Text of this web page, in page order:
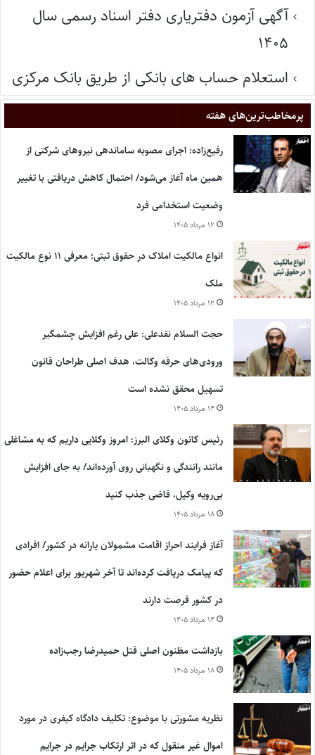
آگهی آزمون دفتریاری دفتر اسناد رسمی سال
۱۴۰۵
استعلام حساب های بانکی از طریق بانک مرکزی
پر‌مخاطب‌ترین‌های هفته
رفیع‌زاده: اجرای مصوبه ساماندهی نیروهای شرکتی از
همین ماه آغاز می‌شود/ احتمال کاهش دریافتی با تغییر
وضعیت استخدامی فرد
۱۲ مرداد ۱۴۰۵
انواع مالکیت املاک در حقوق ثبتی؛ معرفی ۱۱ نوع مالکیت
ملک
۱۲ مرداد ۱۴۰۵
حجت السلام نقدعلی: علی رغم افزایش چشمگیر
ورودی‌های حرفه وکالت، هدف اصلی طراحان قانون
تسهیل محقق نشده است
۱۴ مرداد ۱۴۰۵
رئیس کانون وکلای البرز: امروز وکلایی داریم که به مشاغلی
مانند رانندگی و نگهبانی روی آورده‌اند/ به جای افزایش
بی‌رویه وکیل، قاضی جذب کنید
۱۸ مرداد ۱۴۰۵
آغاز فرایند احراز اقامت مشمولان یارانه در کشور/ افرادی
که پیامک دریافت کرده‌اند تا آخر شهریور برای اعلام حضور
در کشور فرصت دارند
۱۴ مرداد ۱۴۰۵
بازداشت مظنون اصلی قتل حمیدرضا رجب‌زاده
۱۸ مرداد ۱۴۰۵
نظریه مشورتی با موضوع: تکلیف دادگاه کیفری در مورد
اموال غیر منقول که در اثر ارتکاب جرایم در جرایم